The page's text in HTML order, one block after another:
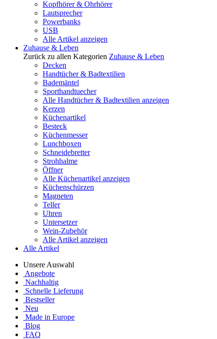
Kopfhörer & Ohrhörer
Lautsprecher
Powerbanks
USB
Alle Artikel anzeigen
Zuhause & Leben
Zurück zu allen Kategorien Zuhause & Leben
Decken
Handtücher & Badtextilien
Bademäntel
Sporthandtuecher
Alle Handtücher & Badtextilien anzeigen
Kerzen
Küchenartikel
Besteck
Küchenmesser
Lunchboxen
Schneidebretter
Strohhalme
Öffner
Alle Küchenartikel anzeigen
Küchenschürzen
Magneten
Teller
Uhren
Untersetzer
Wein-Zubehör
Alle Artikel anzeigen
Alle Artikel
Unsere Auswahl
Angebote
Nachhaltig
Schnelle Lieferung
Bestseller
Neu
Made in Europe
Blog
FAQ